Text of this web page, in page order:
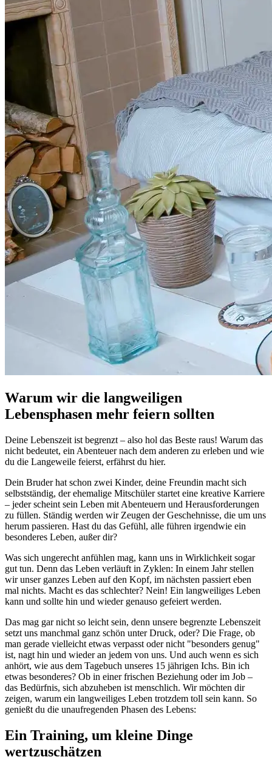
Warum wir die langweiligen
Lebensphasen mehr feiern sollten
Deine Lebenszeit ist begrenzt – also hol das Beste raus! Warum das
nicht bedeutet, ein Abenteuer nach dem anderen zu erleben und wie
du die Langeweile feierst, erfährst du hier.
Dein Bruder hat schon zwei Kinder, deine Freundin macht sich
selbstständig, der ehemalige Mitschüler startet eine kreative Karriere
– jeder scheint sein Leben mit Abenteuern und Herausforderungen
zu füllen. Ständig werden wir Zeugen der Geschehnisse, die um uns
herum passieren. Hast du das Gefühl, alle führen irgendwie ein
besonderes Leben, außer dir?
Was sich ungerecht anfühlen mag, kann uns in Wirklichkeit sogar
gut tun. Denn das Leben verläuft in Zyklen: In einem Jahr stellen
wir unser ganzes Leben auf den Kopf, im nächsten passiert eben
mal nichts. Macht es das schlechter? Nein! Ein langweiliges Leben
kann und sollte hin und wieder genauso gefeiert werden.
Das mag gar nicht so leicht sein, denn unsere begrenzte Lebenszeit
setzt uns manchmal ganz schön unter Druck, oder? Die Frage, ob
man gerade vielleicht etwas verpasst oder nicht "besonders genug"
ist, nagt hin und wieder an jedem von uns. Und auch wenn es sich
anhört, wie aus dem Tagebuch unseres 15 jährigen Ichs. Bin ich
etwas besonderes? Ob in einer frischen Beziehung oder im Job –
das Bedürfnis, sich abzuheben ist menschlich. Wir möchten dir
zeigen, warum ein langweiliges Leben trotzdem toll sein kann. So
genießt du die unaufregenden Phasen des Lebens:
Ein Training, um kleine Dinge
wertzuschätzen